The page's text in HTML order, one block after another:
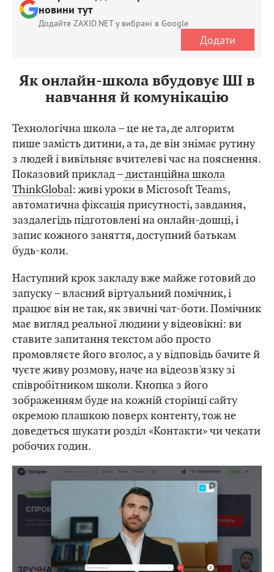
новини тут
Додайте ZAXID.NET у вибрані в Google
Додати
Як онлайн-школа вбудовує ШІ в
навчання й комунікацію
Технологічна школа – це не та, де алгоритм
пише замість дитини, а та, де він знімає рутину
з людей і вивільняє вчителеві час на пояснення.
Показовий приклад –дистанційна школа
ThinkGlobal: живі уроки в Microsoft Teams,
автоматична фіксація присутності, завдання,
заздалегідь підготовлені на онлайн-дошці, і
запис кожного заняття, доступний батькам
будь-коли.
Наступний крок закладу вже майже готовий до
запуску – власний віртуальний помічник, і
працює він не так, як звичні чат-боти. Помічник
має вигляд реальної людини у відеовікні: ви
ставите запитання текстом або просто
промовляєте його вголос, а у відповідь бачите й
чуєте живу розмову, наче на відеозв'язку зі
співробітником школи. Кнопка з його
зображенням буде на кожній сторінці сайту
окремою плашкою поверх контенту, тож не
доведеться шукати розділ «Контакти» чи чекати
робочих годин.